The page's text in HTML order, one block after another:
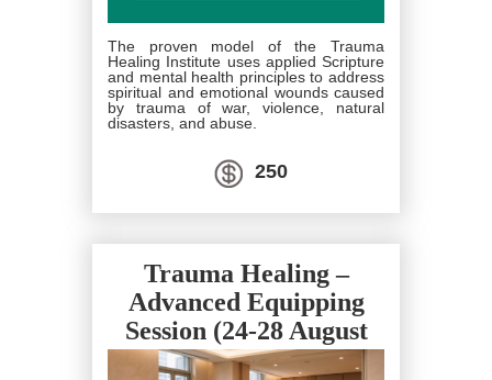
The proven model of the Trauma
Healing Institute uses applied Scripture
and mental health principles to address
spiritual and emotional wounds caused
by trauma of war, violence, natural
disasters, and abuse.
250
Trauma Healing –
Advanced Equipping
Session (24-28 August
2026)